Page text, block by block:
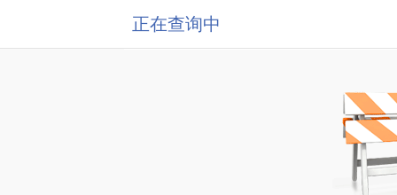
正在查询中